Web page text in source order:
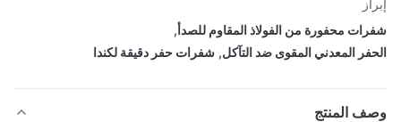
محفورة من الفولاذ المقاوم للصدأ ,
المعدني المقوى ضد التآكل,شفرات حفر دقيقة لكندا
المنتج